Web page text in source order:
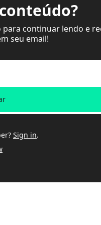
continuar lendo e
seu email!
Sign in.